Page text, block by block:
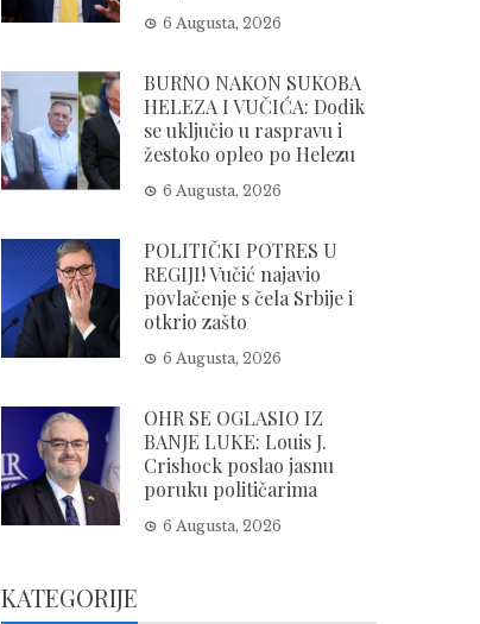
6 Augusta, 2026
BURNO NAKON SUKOBA
HELEZA I VUČIĆA: Dodik
se uključio u raspravu i
žestoko opleo po Helezu
6 Augusta, 2026
POLITIČKI POTRES U
REGIJI! Vučić najavio
povlačenje s čela Srbije i
otkrio zašto
6 Augusta, 2026
OHR SE OGLASIO IZ
BANJE LUKE: Louis J.
Crishock poslao jasnu
poruku političarima
6 Augusta, 2026
KATEGORIJE